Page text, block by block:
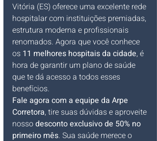
Vitória (ES) oferece uma excelente rede
hospitalar com instituições premiadas,
estrutura moderna e profissionais
renomados. Agora que você conhece
os 11 melhores hospitais da cidade, é
hora de garantir um plano de saúde
que te dá acesso a todos esses
benefícios.
Fale agora com a equipe da Arpe
Corretora, tire suas dúvidas e aproveite
nosso desconto exclusivo de 50% no
primeiro mês. Sua saúde merece o